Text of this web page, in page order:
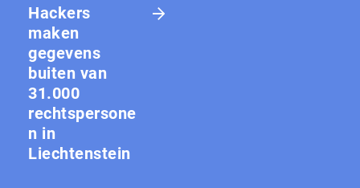
Hackers
maken
gegevens
buiten van
31.000
rechtspersone
n in
Liechtenstein